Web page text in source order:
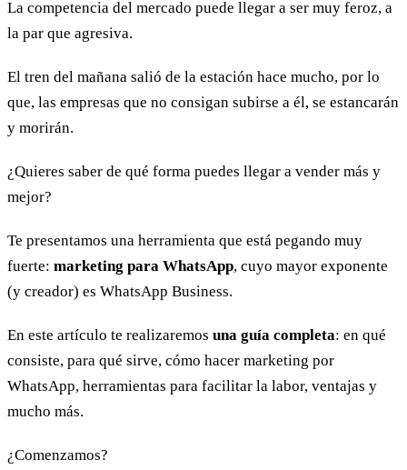
La competencia del mercado puede llegar a ser muy feroz, a
la par que agresiva.
El tren del mañana salió de la estación hace mucho, por lo
que, las empresas que no consigan subirse a él, se estancarán
y morirán.
¿Quieres saber de qué forma puedes llegar a vender más y
mejor?
Te presentamos una herramienta que está pegando muy
fuerte: marketing para WhatsApp, cuyo mayor exponente
(y creador) es WhatsApp Business.
En este artículo te realizaremos una guía completa: en qué
consiste, para qué sirve, cómo hacer marketing por
WhatsApp, herramientas para facilitar la labor, ventajas y
mucho más.
¿Comenzamos?